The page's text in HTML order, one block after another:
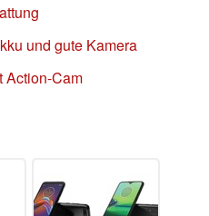
und gute Kamera
Action-Cam